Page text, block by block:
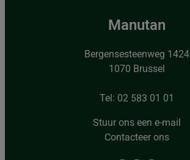
Manutan
Bergensesteenweg 1424
1070 Brussel
Tel: 02 583 01 01
Stuur ons een e-mail
Contacteer ons